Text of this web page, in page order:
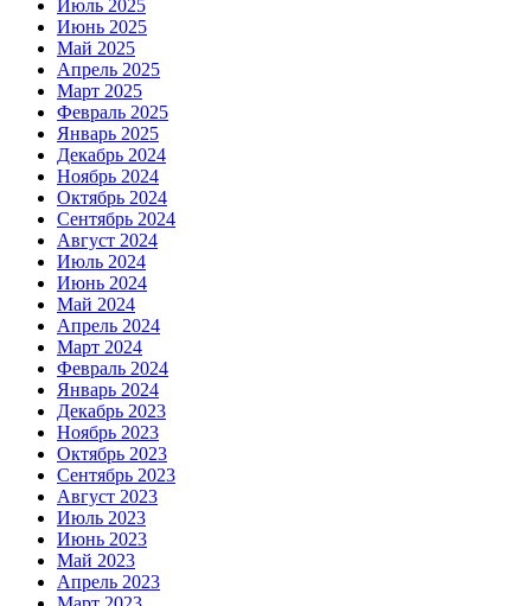
Июль 2025
Июнь 2025
Май 2025
Апрель 2025
Март 2025
Февраль 2025
Январь 2025
Декабрь 2024
Ноябрь 2024
Октябрь 2024
Сентябрь 2024
Август 2024
Июль 2024
Июнь 2024
Май 2024
Апрель 2024
Март 2024
Февраль 2024
Январь 2024
Декабрь 2023
Ноябрь 2023
Октябрь 2023
Сентябрь 2023
Август 2023
Июль 2023
Июнь 2023
Май 2023
Апрель 2023